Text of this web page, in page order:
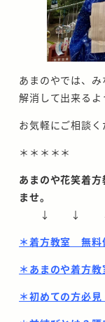
あまのやでは、
解消して出来るよ
お気軽にご相談く
＊＊＊＊＊
あまのや花笑着
ませ。
↓ ↓
＊着方教室 無料
＊あまのや着方
＊初めての方必